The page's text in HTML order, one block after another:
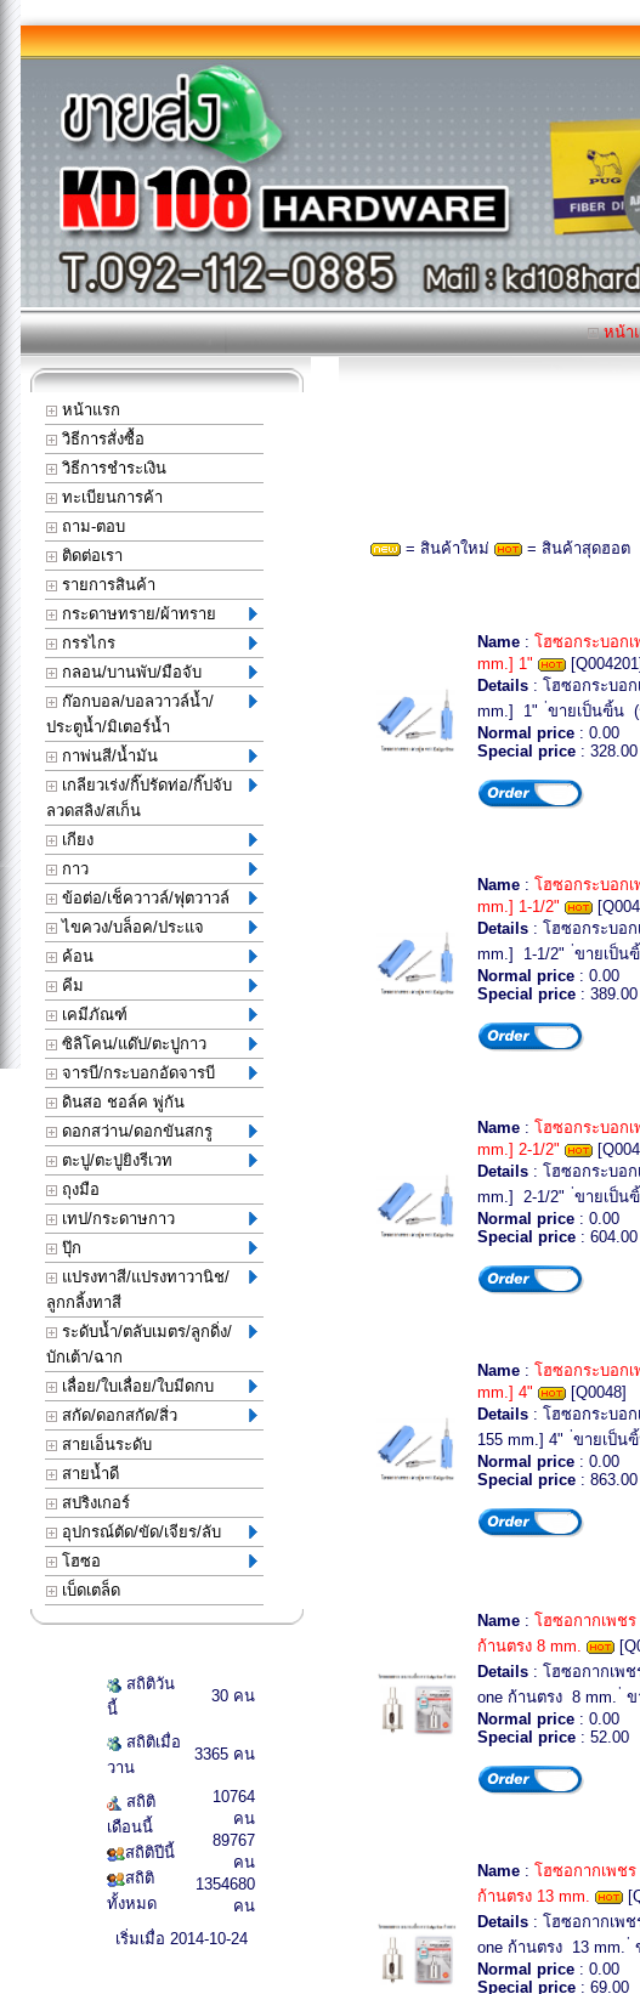
หน้า
หน้าแรก
วิธีการสั่งซื้อ
วิธีการชำระเงิน
ทะเบียนการค้า
ถาม-ตอบ
ติดต่อเรา
รายการสินค้า
กระดาษทราย/ผ้าทราย
กรรไกร
กลอน/บานพับ/มือจับ
ก๊อกบอล/บอลวาวล์น้ำ/
ประตูน้ำ/มิเตอร์น้ำ
กาพ่นสี/น้ำมัน
เกลียวเร่ง/กิ๊ปรัดท่อ/กิ๊ปจับ
ลวดสลิง/สเก็น
เกียง
กาว
ข้อต่อ/เช็ควาวล์/ฟุตวาวล์
ไขควง/บล็อค/ประแจ
ค้อน
คีม
เคมีภัณฑ์
ซิลิโคน/แด๊ป/ตะปูกาว
จารบี/กระบอกอัดจารบี
ดินสอ ชอล์ค พู่กัน
ดอกสว่าน/ดอกขันสกรู
ตะปู/ตะปูยิงรีเวท
ถุงมือ
เทป/กระดาษกาว
ปุ๊ก
แปรงทาสี/แปรงทาวานิช/
ลูกกลิ้งทาสี
ระดับน้ำ/ตลับเมตร/ลูกดิ่ง/
บักเต้า/ฉาก
เลื่อย/ใบเลื่อย/ใบมีดกบ
สกัด/ดอกสกัด/สิ่ว
สายเอ็นระดับ
สายน้ำดี
สปริงเกอร์
อุปกรณ์ตัด/ขัด/เจียร/ลับ
โฮซอ
เบ็ดเตล็ด
สถิติวัน
นี้
30 คน
สถิติเมื่อ
วาน
3365 คน
สถิติ
เดือนนี้
สถิติปีนี้
สถิติ
ทั้งหมด
10764
คน
89767
คน
1354680
คน
เริ่มเมื่อ 2014-10-24
= สินค้าใหม่
= สินค้าสุดฮอต
Name : โฮซอกระบอกเ
mm.] 1"
[Q004201]
Details : โฮซอกระบอก
mm.] 1" ่ขายเป็นฃิ้น (
Normal price : 0.00
Special price : 328.00
Name : โฮซอกระบอกเ
mm.] 1-1/2"
Details : โฮซอกระบอก
mm.] 1-1/2" ่ขายเป็น
Normal price : 0.00
Special price : 389.00
Name : โฮซอกระบอกเ
mm.] 2-1/2"
Details : โฮซอกระบอก
mm.] 2-1/2" ่ขายเป็น
Normal price : 0.00
Special price : 604.00
Name : โฮซอกระบอกเ
mm.] 4"
[Q0048]
Details : โฮซอกระบอก
155 mm.] 4" ่ขายเป็น
Normal price : 0.00
Special price : 863.00
Name : โฮซอกากเพชร
ก้านตรง 8 mm.
Details : โฮซอกากเพช
one ก้านตรง 8 mm.
Normal price : 0.00
Special price : 52.00
Name : โฮซอกากเพชร
ก้านตรง 13 mm.
Details : โฮซอกากเพช
one ก้านตรง 13 mm.
Normal price : 0.00
Special price : 69.00